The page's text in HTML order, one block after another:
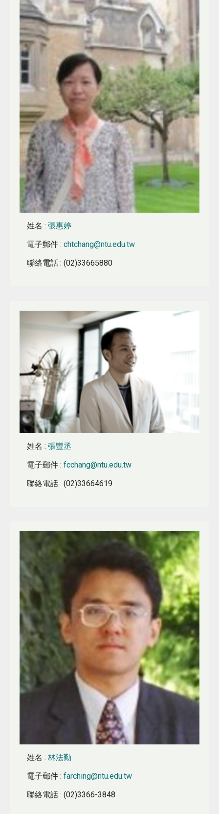
姓名 :張惠婷
電子郵件 :chtchang@ntu.edu.tw
聯絡電話 : (02)33665880
姓名 :張豐丞
電子郵件 :fcchang@ntu.edu.tw
聯絡電話 : (02)33664619
姓名 :林法勤
電子郵件 :farching@ntu.edu.tw
聯絡電話 : (02)3366-3848